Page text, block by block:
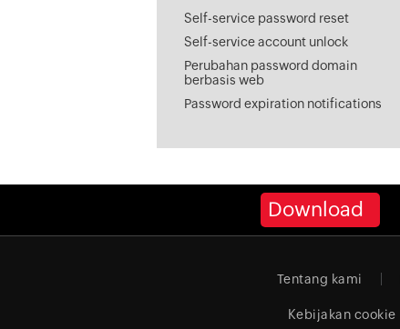
Self-service password reset
Self-service account unlock
Perubahan password domain
berbasis web
Password expiration notifications
Download
Tentang kami
Kebijakan cookie